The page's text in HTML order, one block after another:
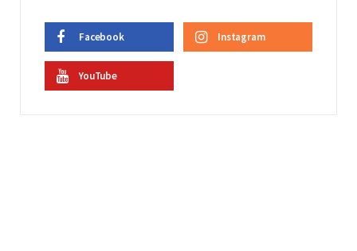
Facebook Instagram
YouTube